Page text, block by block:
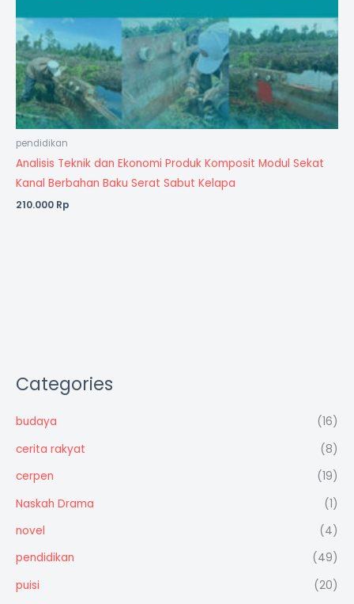
Categories
budaya
(16)
cerita rakyat
(8)
cerpen
(19)
Naskah Drama
(1)
novel
(4)
pendidikan
(49)
puisi
(20)
pendidikan
Analisis Teknik dan Ekonomi Produk Komposit Modul Sekat
Kanal Berbahan Baku Serat Sabut Kelapa
210.000 Rp